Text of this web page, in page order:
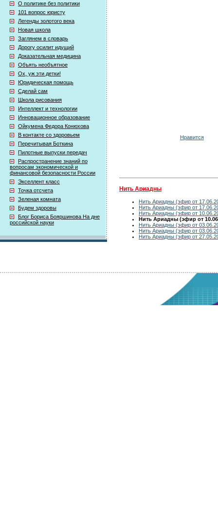
О политике без политики
101 вопрос юристу
Легенды золотого века
Новая школа
Заглянем в словарь
Дорогу осилит идущий
Доказательная медицина
Объять необъятное
Ох, уж эти детки!
Юридическая помощь
Сделай сам
Школа рисования
Интеллект и технологии
Инновационное образование
Ойкумена Федора Конюхова
В контакте со здоровьем
Перечитывая Боткина
Пилотные выпуски передач
Распространение знаний по
вопросам экономической и
финансовой безопасности России
Экселлент класс
Точка отсчета
Зеленая комната
Будем здоровы
Блог Бориса Бояршинова На дне
российской науки
Нравится
Нить Ариадны
Нить Ариадны (эфир от
Нить Ариадны (эфир от
Нить Ариадны (эфир от
Нить Ариадны (эфир от
Нить Ариадны (эфир от
Нить Ариадны (эфир от
Нить Ариадны (эфир от